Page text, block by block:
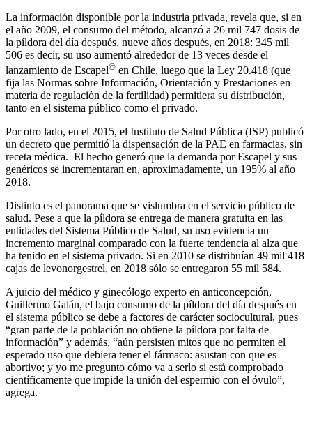
La información disponible por la industria privada, revela que, si en
el año 2009, el consumo del método, alcanzó a 26 mil 747 dosis de
la píldora del día después, nueve años después, en 2018: 345 mil
506 es decir, su uso aumentó alrededor de 13 veces desde el
lanzamiento de Escapel© en Chile, luego que la Ley 20.418 (que
fija las Normas sobre Información, Orientación y Prestaciones en
materia de regulación de la fertilidad) permitiera su distribución,
tanto en el sistema público como el privado.
Por otro lado, en el 2015, el Instituto de Salud Pública (ISP) publicó
un decreto que permitió la dispensación de la PAE en farmacias, sin
receta médica. El hecho generó que la demanda por Escapel y sus
genéricos se incrementaran en, aproximadamente, un 195% al año
2018.
Distinto es el panorama que se vislumbra en el servicio público de
salud. Pese a que la píldora se entrega de manera gratuita en las
entidades del Sistema Público de Salud, su uso evidencia un
incremento marginal comparado con la fuerte tendencia al alza que
ha tenido en el sistema privado. Si en 2010 se distribuían 49 mil 418
cajas de levonorgestrel, en 2018 sólo se entregaron 55 mil 584.
A juicio del médico y ginecólogo experto en anticoncepción,
Guillermo Galán, el bajo consumo de la píldora del día después en
el sistema público se debe a factores de carácter sociocultural, pues
“gran parte de la población no obtiene la píldora por falta de
información” y además, “aún persisten mitos que no permiten el
esperado uso que debiera tener el fármaco: asustan con que es
abortivo; y yo me pregunto cómo va a serlo si está comprobado
científicamente que impide la unión del espermio con el óvulo”,
agrega.